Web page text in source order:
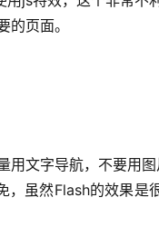
页面。
用文字导航，不要用
虽然Flash的效果